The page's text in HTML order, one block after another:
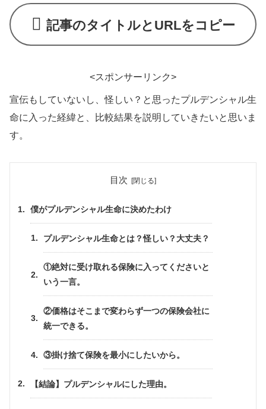
記事のタイトルとURLをコピー
<スポンサーリンク>
宣伝もしていないし、怪しい？と思ったプルデンシャル生
命に入った経緯と、比較結果を説明していきたいと思いま
す。
目次
僕がプルデンシャル生命に決めたわけ
プルデンシャル生命とは？怪しい？大丈夫？
①絶対に受け取れる保険に入ってくださいと
いう一言。
②価格はそこまで変わらず一つの保険会社に
統一できる。
③掛け捨て保険を最小にしたいから。
【結論】プルデンシャルにした理由。